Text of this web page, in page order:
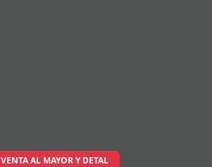
VENTA AL MAYOR Y DETAL